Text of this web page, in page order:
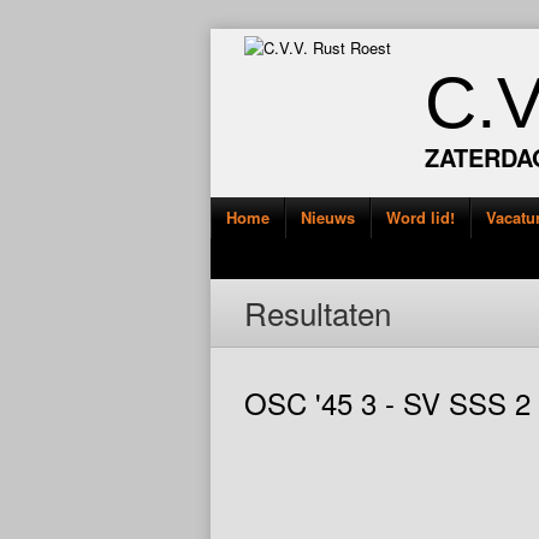
Home Nieuws Word lid!
Resultaten
OSC '45 3 - SV SSS 2